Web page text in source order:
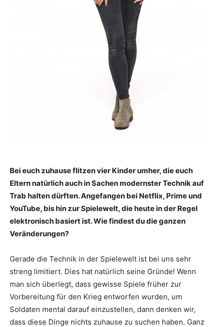
Bei euch zuhause flitzen vier Kinder umher, die euch
Eltern natürlich auch in Sachen modernster Technik auf
Trab halten dürften. Angefangen bei Netflix, Prime und
YouTube, bis hin zur Spielewelt, die heute in der Regel
elektronisch basiert ist. Wie findest du die ganzen
Veränderungen?
Gerade die Technik in der Spielewelt ist bei uns sehr
streng limitiert. Dies hat natürlich seine Gründe! Wenn
man sich überlegt, dass gewisse Spiele früher zur
Vorbereitung für den Krieg entworfen wurden, um
Soldaten mental darauf einzustellen, dann denken wir,
dass diese Dinge nichts zuhause zu suchen haben. Ganz